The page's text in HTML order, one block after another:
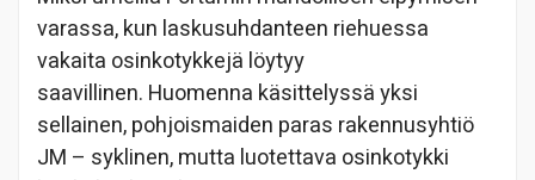
varassa, kun laskusuhdanteen riehuessa
vakaita osinkotykkejä löytyy
saavillinen. Huomenna käsittelyssä yksi
sellainen, pohjoismaiden paras rakennusyhtiö
JM – syklinen, mutta luotettava osinkotykki